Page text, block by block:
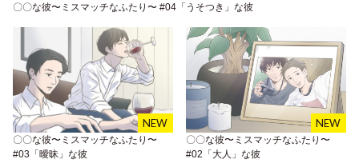
〇〇な彼〜ミスマッチなふたり〜 #04「うそつき」な彼
〇〇な彼〜ミスマッチなふたり〜
#03「曖昧」な彼
〇〇な彼〜ミスマッチなふたり〜
#02「大人」な彼